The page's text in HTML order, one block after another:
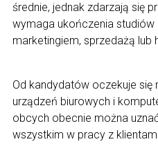
średnie, jednak zdarzają się
wymaga ukończenia studiów
marketingiem, sprzedażą lub
Od kandydatów oczekuje się
urządzeń biurowych i
obcych obecnie można
wszystkim w pracy z